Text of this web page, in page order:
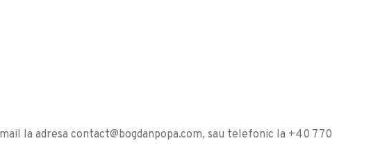
la adresa contact@bogdanpopa.com, sau telefonic la +40 770